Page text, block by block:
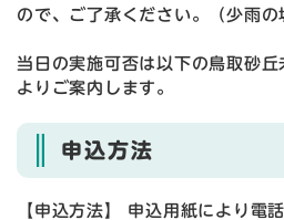
ので、ご了承ください。（少雨の
当日の実施可否は以下の鳥取砂
よりご案内します。
申込方法
【申込方法】 申込用紙により電